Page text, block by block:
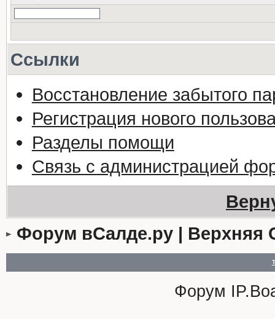
Ссылки
Восстановление забытого
Регистрация нового
Разделы помощи
Связь с администрацией
Форум вСалде.ру | Верхняя
Форум